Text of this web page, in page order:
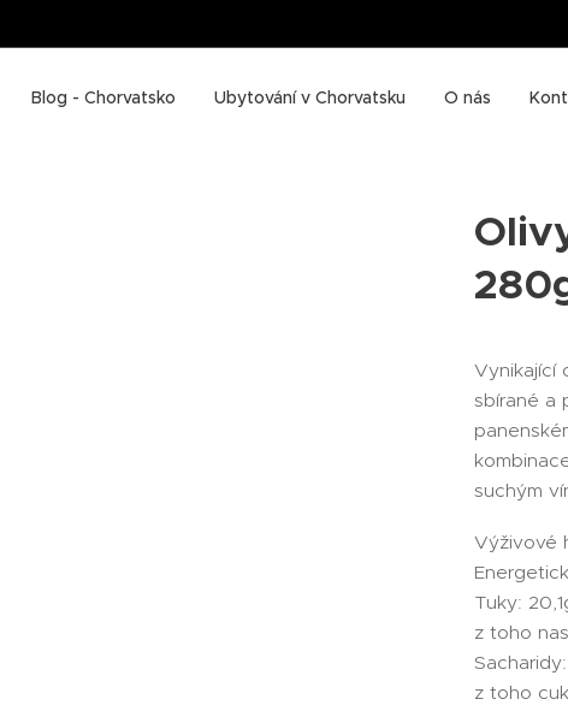
Blog - Chorvatsko Ubytování v Chorvatsku O nás
Vynikající
sbírané a
suchým
Výživové
Tuky:
z toho
z toho